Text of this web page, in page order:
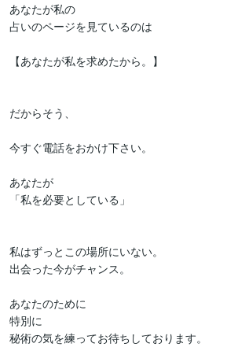
あなたが私の
占いのページを見ているのは
【あなたが私を求めたから。】
だからそう、
今すぐ電話をおかけ下さい。
あなたが
「私を必要としている」
私はずっとこの場所にいない。
出会った今がチャンス。
あなたのために
特別に
秘術の気を練ってお待ちしております。